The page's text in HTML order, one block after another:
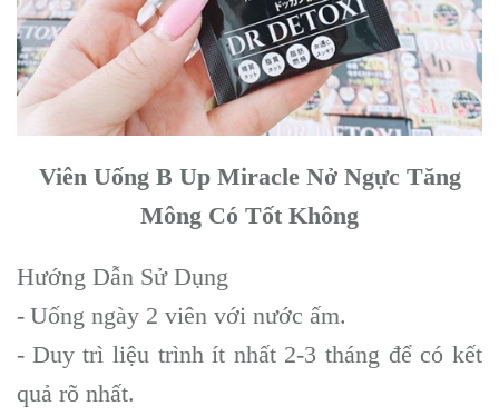
Viên Uống B Up Miracle Nở Ngực Tăng
Mông Có Tốt Không
Hướng Dẫn Sử Dụng
- Uống ngày 2 viên với nước ấm.
- Duy trì liệu trình ít nhất 2-3 tháng để có kết
quả rõ nhất.